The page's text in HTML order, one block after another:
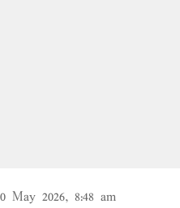
May 2026, 8:48 am